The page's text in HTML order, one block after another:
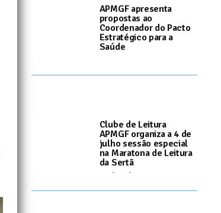
APMGF apresenta
propostas ao
Coordenador do Pacto
Estratégico para a
Saúde
Clube de Leitura
APMGF organiza a 4 de
julho sessão especial
na Maratona de Leitura
da Sertã